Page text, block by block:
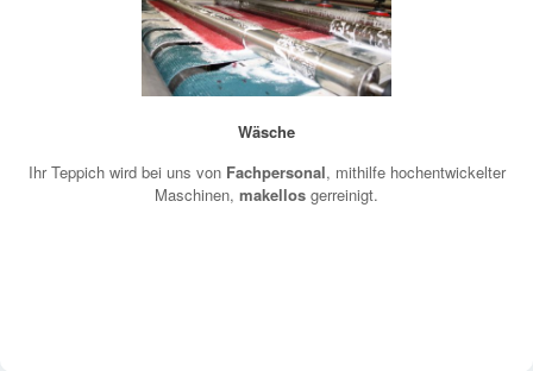
Wäsche
Ihr Teppich wird bei uns von Fachpersonal, mithilfe hochentwickelter
Maschinen, makellos gerreinigt.